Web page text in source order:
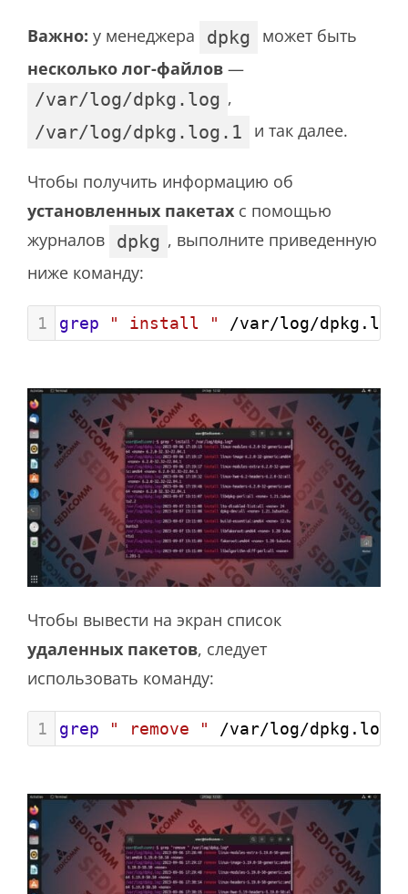
Важно: у менеджера dpkg
может быть
несколько лог-файлов —
/var/log/dpkg.log ,
/var/log/dpkg.log.1
и так далее.
Чтобы получить информацию об
установленных пакетах с помощью
журналов dpkg , выполните приведенную
ниже команду:
1 grep " install " /var/log/
Чтобы вывести на экран список
удаленных пакетов, следует
использовать команду:
1 grep " remove " /var/log/dpkg.log*